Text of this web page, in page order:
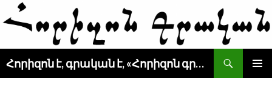
Հորիզոն է, գրական է, «Հորիզոն գրական» է
SKIP